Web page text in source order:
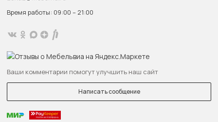
Время работы: 09:00 – 21:00
Ваши комментарии помогут улучшить наш сайт
Написать сообщение